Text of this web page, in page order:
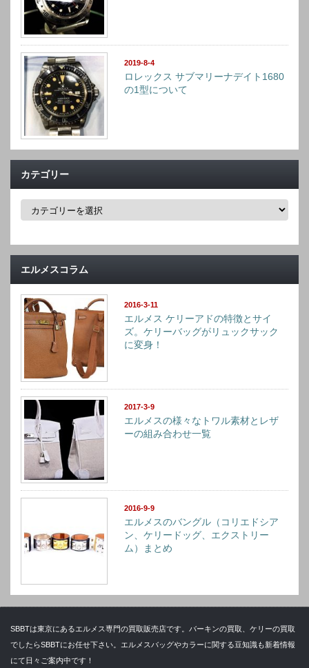
2019-8-4
ロレックス サブマリーナデイト1680
の1型について
カテゴリー
カ
ー
エルメスコラム
2016-3-11
エルメス ケリーアドの特徴とサイ
ズ。ケリーバッグがリュックサック
に変身！
2017-3-9
エルメスの様々なトワル素材とレザ
ーの組み合わせ一覧
2016-9-9
エルメスのバングル（コリエドシア
ン、ケリードッグ、エクストリー
ム）まとめ
SBBTは東京にあるエルメス専門の買取販売店です。バーキンの買取、ケリーの買取
でしたらSBBTにお任せ下さい。エルメスバッグやカラーに関する豆知識も新着情報
にて日々ご案内中です！